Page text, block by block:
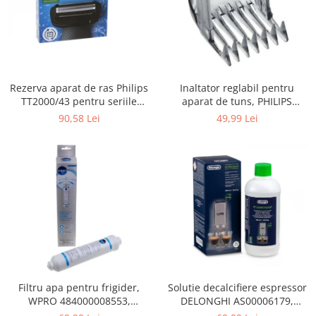
Gaming, Carti & Birotica
Birotica & Papetarie
Accesorii aparate de ras electrice
Accesorii aparate hair styling
Aparate & Accesorii ingrijire
Aparate cosmetice
Articole Sanatate si Wellness
Consumabile sanitare
Cosmetice si produse ingrijire
personala
Igiena dentara
Jucarii, Copii & Bebe
Camera copilului
Hrana bebelusi
Rezerva aparat de ras Philips
TT2000/43 pentru seriile
Bodygroom 3000/5000/7000 si
90,58 Lei
Inaltator reglabil pentru
aparat de tuns, PHILIPS
422203633281, 3-15 mm,
49,99 Lei
Filtru apa pentru frigider,
WPRO 484000008553,
Solutie decalcifiere espressor
DELONGHI AS00006179,